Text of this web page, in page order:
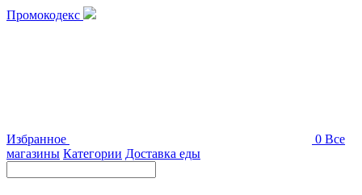
Промокодекс
Избранное 0 Все
магазины Категории Доставка еды